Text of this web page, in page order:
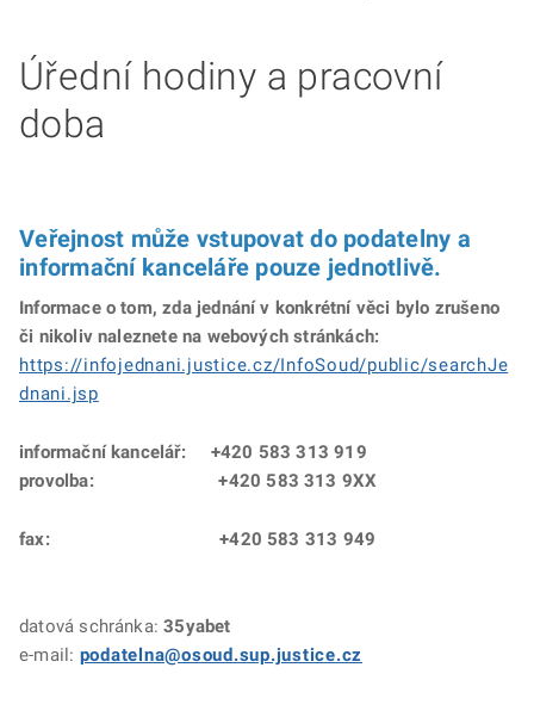
Úřední hodiny a pracovní
doba
Veřejnost může vstupovat do podatelny a
informační kanceláře pouze jednotlivě.
Informace o tom, zda jednání v konkrétní věci bylo zrušeno
či nikoliv naleznete na webových stránkách:
https://infojednani.justice.cz/InfoSoud/public/searchJe
dnani.jsp
informační kancelář:
+420 583 313 919
provolba: +420 583 313 9XX
fax: +420 583 313 949
datová schránka:35yabet
e-mail: podatelna@osoud.sup.justice.cz